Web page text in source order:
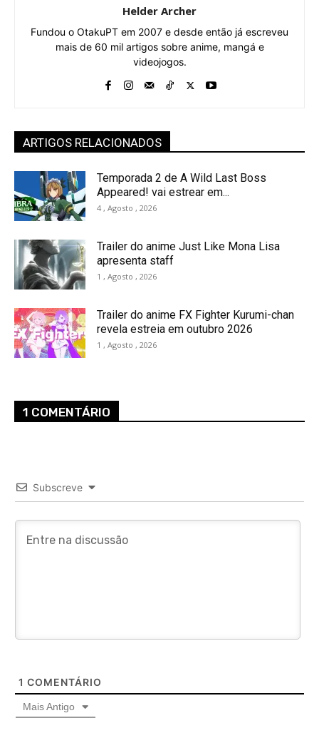
Helder Archer
Fundou o OtakuPT em 2007 e desde então já escreveu
mais de 60 mil artigos sobre anime, mangá e
videojogos.
ARTIGOS RELACIONADOS
Temporada 2 de A Wild Last Boss
Appeared! vai estrear em...
4 , Agosto , 2026
Trailer do anime Just Like Mona Lisa
apresenta staff
1 , Agosto , 2026
Trailer do anime FX Fighter Kurumi-chan
revela estreia em outubro 2026
1 , Agosto , 2026
1 COMENTÁRIO
Subscreve
1 COMENTÁRIO
Mais Antigo